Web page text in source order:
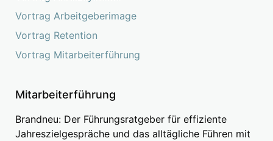
Vortrag Arbeitgeberimage
Vortrag Retention
Vortrag Mitarbeiterführung
Mitarbeiterführung
Brandneu: Der Führungsratgeber für effiziente
Jahreszielgespräche und das alltägliche Führen mit